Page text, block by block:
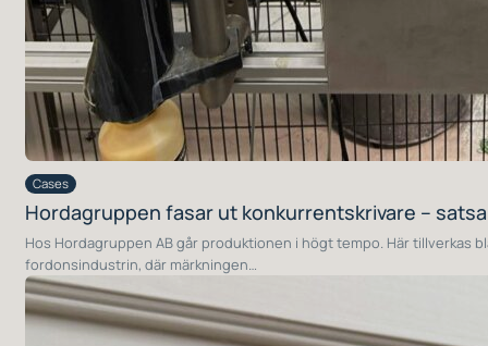
Cases
Hordagruppen fasar ut konkurrentskrivare –
Hos Hordagruppen AB går produktionen i högt tempo. Här tillverkas
fordonsindustrin, där märkningen…